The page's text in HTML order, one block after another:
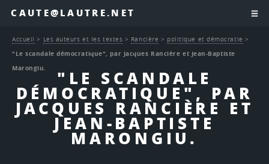
CAUTE@LAUTRE.NET
"LE SCANDALE
DÉMOCRATIQUE", PAR
JACQUES RANCIÈRE ET
JEAN-BAPTISTE
MARONGIU.
Accueil > Les auteurs et les textes > Rancière > politique et démocratie >
"Le scandale démocratique", par Jacques Rancière et Jean-Baptiste
Marongiu.